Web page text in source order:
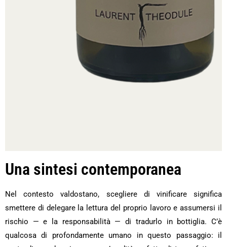
Una sintesi contemporanea
Nel contesto valdostano, scegliere di vinificare significa
smettere di delegare la lettura del proprio lavoro e assumersi il
rischio — e la responsabilità — di tradurlo in bottiglia. C’è
qualcosa di profondamente umano in questo passaggio: il